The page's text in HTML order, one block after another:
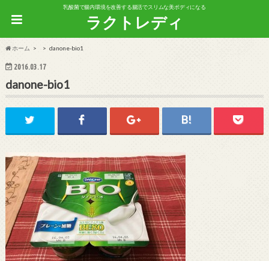
乳酸菌で腸内環境を改善する腸活でスリムな美ボディになる
ラクトレディ
ホーム danone-bio1
2016.03.17
danone-bio1